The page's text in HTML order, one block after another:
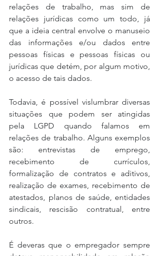
relações de trabalho, mas sim de
relações jurídicas como um todo, já
que a ideia central envolve o manuseio
das informações e/ou dados entre
pessoas físicas e pessoas físicas ou
jurídicas que detém, por algum motivo,
o acesso de tais dados.
Todavia, é possível vislumbrar diversas
situações que podem ser atingidas
pela LGPD quando falamos em
relações de trabalho. Alguns exemplos
são: entrevistas de emprego,
recebimento de currículos,
formalização de contratos e aditivos,
realização de exames, recebimento de
atestados, planos de saúde, entidades
sindicais, rescisão contratual, entre
outros.
É deveras que o empregador sempre